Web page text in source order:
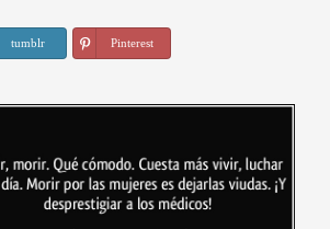
tumblr Pinterest